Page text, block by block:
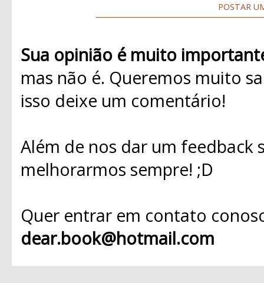
POSTAR
Sua opinião é muito
mas não é. Queremos muito
isso deixe um comentário!
Além de nos dar um
melhorarmos sempre! ;D
Quer entrar em contato
dear.book@hotmail.com